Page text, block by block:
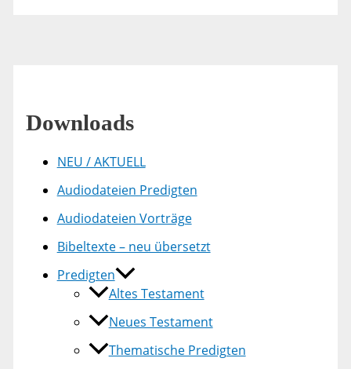
Downloads
NEU / AKTUELL
Audiodateien Predigten
Audiodateien Vorträge
Bibeltexte – neu übersetzt
Predigten
Altes Testament
Neues Testament
Thematische Predigten